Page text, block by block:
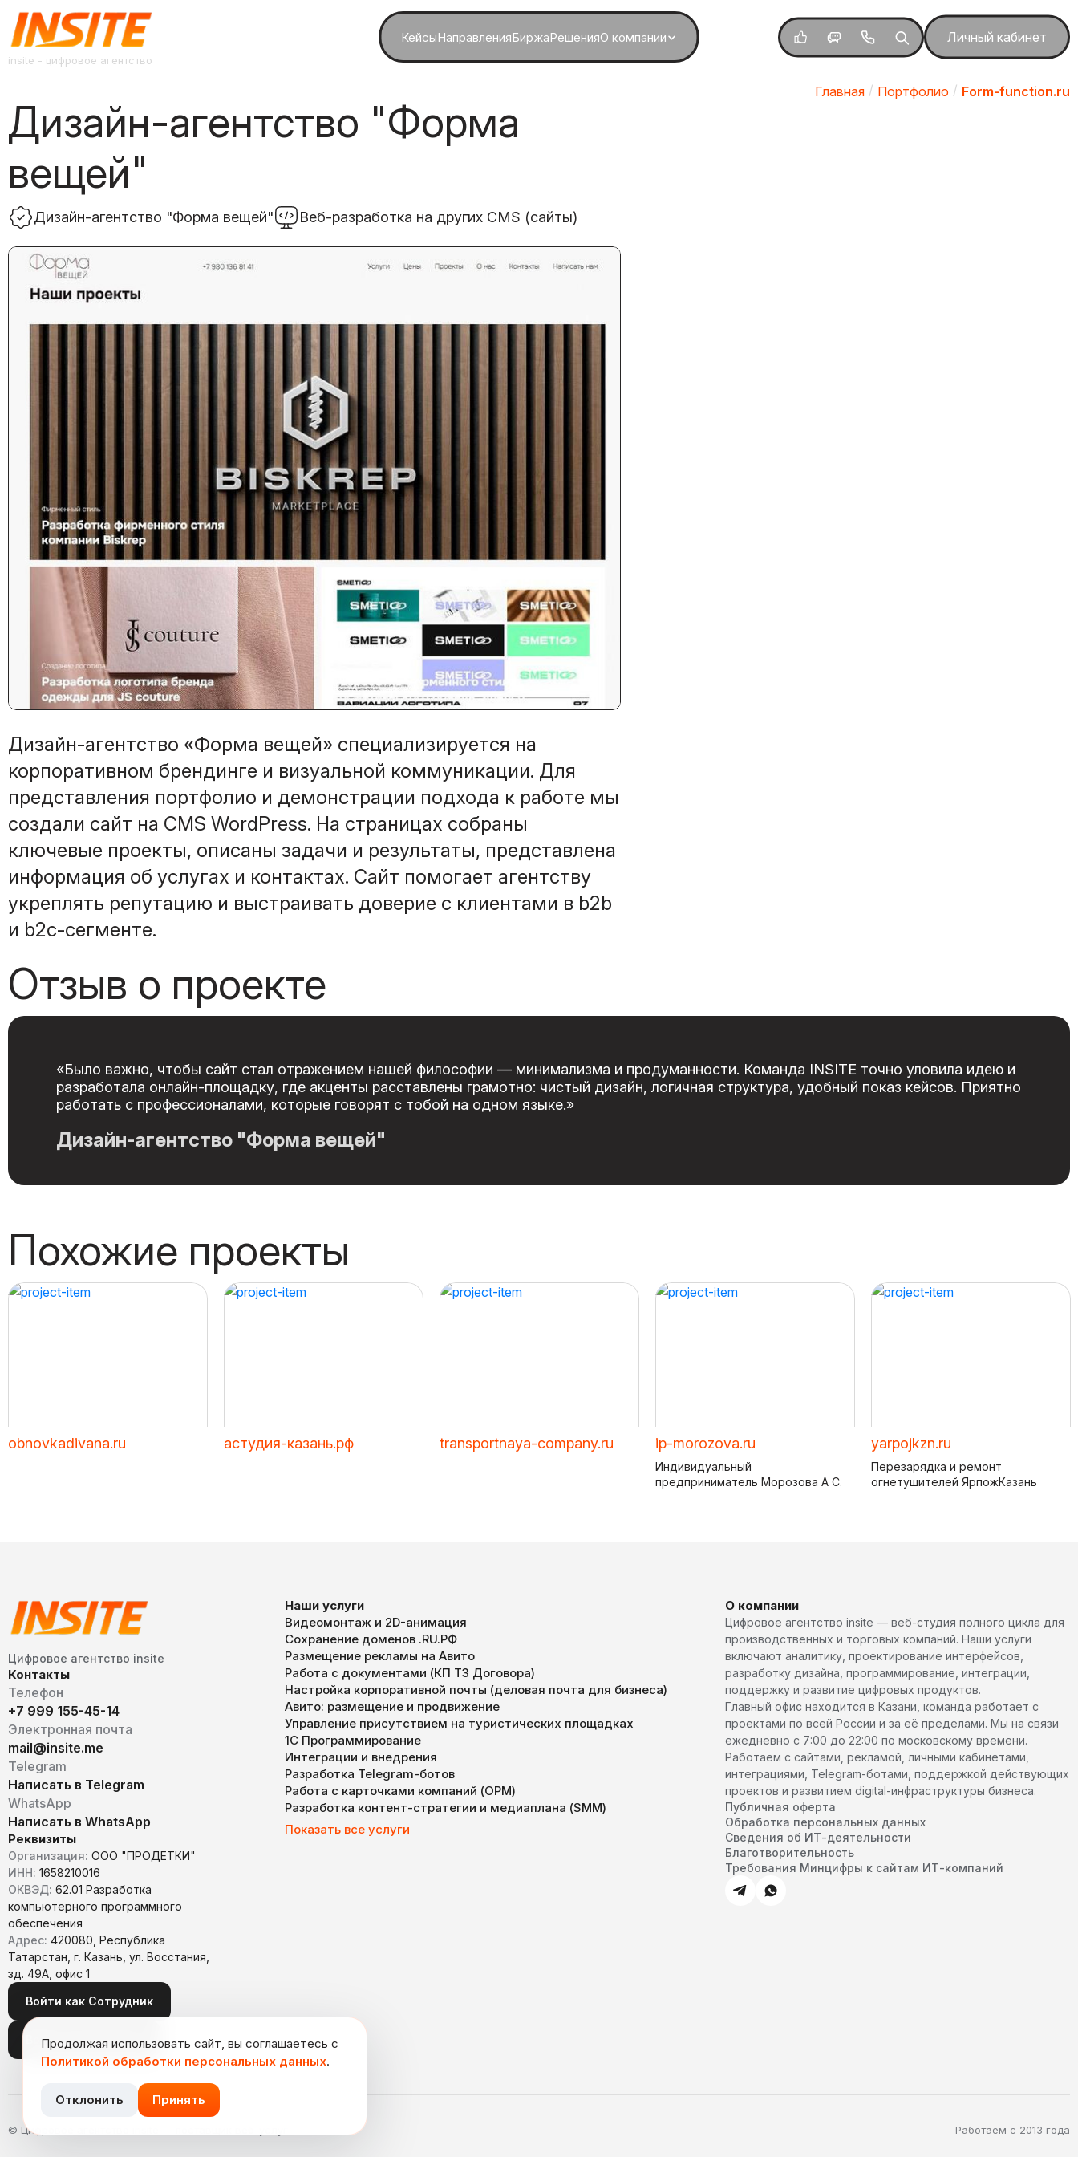
insite - цифровое агентство
КейсыНаправленияБиржаРешенияО компании Личный кабинет
Главная Портфолио Form-function.ru
Дизайн-агентство "Форма
вещей"
Дизайн-агентство "Форма вещей" Веб-разработка на других CMS (сайты)
Дизайн-агентство «Форма вещей» специализируется на
корпоративном брендинге и визуальной коммуникации. Для
представления портфолио и демонстрации подхода к работе мы
создали сайт на CMS WordPress. На страницах собраны
ключевые проекты, описаны задачи и результаты, представлена
информация об услугах и контактах. Сайт помогает агентству
укреплять репутацию и выстраивать доверие с клиентами в b2b
и b2c-сегменте.
Отзыв о проекте
«Было важно, чтобы сайт стал отражением нашей философии — минимализма и продуманности. Команда INSITE точно уловила идею и
разработала онлайн-площадку, где акценты расставлены грамотно: чистый дизайн, логичная структура, удобный показ кейсов. Приятно
работать с профессионалами, которые говорят с тобой на одном языке.»
Дизайн-агентство "Форма вещей"
Похожие проекты
obnovkadivana.ru астудия-казань.рф transportnaya-company.ru ip-morozova.ru
Индивидуальный
предприниматель Морозова А С.
yarpojkzn.ru
Перезарядка и ремонт
огнетушителей ЯрпожКазань
Цифровое агентство insite
Контакты
Телефон
+7 999 155-45-14
Электронная почта
mail@insite.me
Telegram
Написать в Telegram
WhatsApp
Написать в WhatsApp
Реквизиты
Организация: ООО "ПРОДЕТКИ"
ИНН: 1658210016
ОКВЭД: 62.01 Разработка
компьютерного программного
обеспечения
Адрес: 420080, Республика
Татарстан, г. Казань, ул. Восстания,
зд. 49А, офис 1
Войти как Сотрудник
Войти как Заказчик
Наши услуги
Видеомонтаж и 2D-анимация
Сохранение доменов .RU.РФ
Размещение рекламы на Авито
Работа с документами (КП ТЗ Договора)
Настройка корпоративной почты (деловая почта для бизнеса)
Авито: размещение и продвижение
Управление присутствием на туристических площадках
1С Программирование
Интеграции и внедрения
Разработка Telegram-ботов
Работа с карточками компаний (ОРМ)
Разработка контент-стратегии и медиаплана (SMM)
Показать все услуги
О компании
Цифровое агентство insite — веб-студия полного цикла для
производственных и торговых компаний. Наши услуги
включают аналитику, проектирование интерфейсов,
разработку дизайна, программирование, интеграции,
поддержку и развитие цифровых продуктов.
Главный офис находится в Казани, команда работает с
проектами по всей России и за её пределами. Мы на связи
ежедневно с 7:00 до 22:00 по московскому времени.
Работаем с сайтами, рекламой, личными кабинетами,
интеграциями, Telegram-ботами, поддержкой действующих
проектов и развитием digital-инфраструктуры бизнеса.
Публичная оферта
Обработка персональных данных
Сведения об ИТ-деятельности
Благотворительность
Требования Минцифры к сайтам ИТ-компаний
© Цифровое агентство insite — поставщик веб-услуг Работаем с 2013 года
Продолжая использовать сайт, вы соглашаетесь с
Политикой обработки персональных данных.
Отклонить Принять